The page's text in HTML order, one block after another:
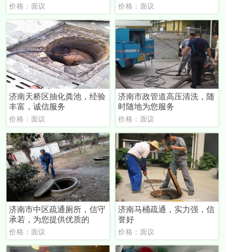
价格：面议 价格：面议
济南天桥区抽化粪池，经验
丰富，诚信服务
价格：面议
济南市政管道高压清洗，随
时随地为您服务
价格：面议
济南市中区疏通厕所，信守
承若，为您提供优质的
价格：面议
济南马桶疏通，实力强，信
誉好
价格：面议